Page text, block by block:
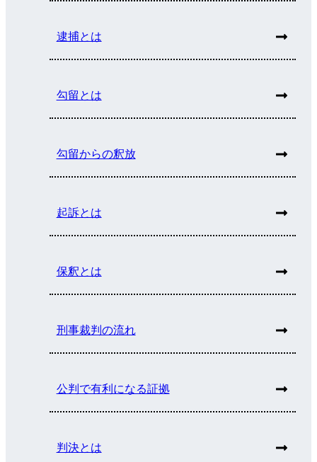
逮捕とは
勾留とは
勾留からの釈放
起訴とは
保釈とは
刑事裁判の流れ
公判で有利になる証拠
判決とは